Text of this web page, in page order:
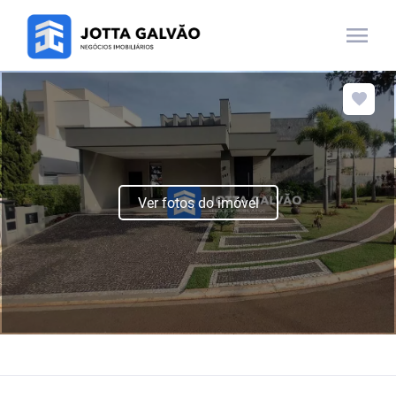
menu
Ver fotos do imóvel